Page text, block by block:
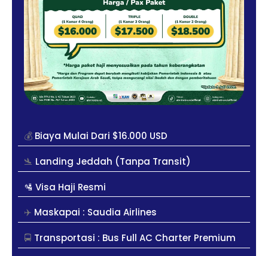
💰 Biaya Mulai Dari $16.000 USD
🛬 Landing Jeddah (Tanpa Transit)
🛂 Visa Haji Resmi
✈️ Maskapai : Saudia Airlines
🚍 Transportasi : Bus Full AC Charter Premium